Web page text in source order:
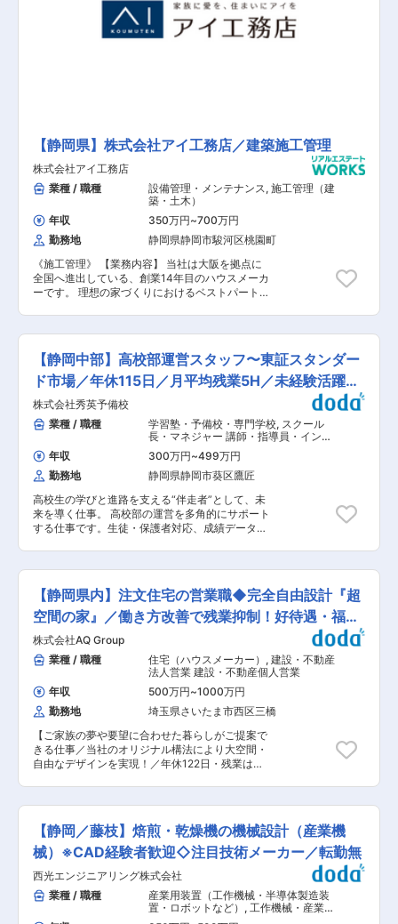
ンセンティブを充実させることで入社後1年の社
員の平均年収は560万円と年収UPを目指すことも
可能です。また、メンター制度ありを導入してお
感謝の気持ちを持ち、寄り添った接客を行って頂
く事を期待しています。
はなく、反響営業が中心です。無理な提案や強要
はなく、一般的な営業のイメージとは異なり、お
客様のご要望に応じてお客様に寄り添った対応や
ン・戸建て・土地など取り扱う不動産は、お客様
によって様々です。 ■入社後の流れ： 入社から6
ヶ月は研修期間です。同行などを通して、先輩が
丁寧に仕事のやり方をお教えしていきます。営業
マニュアルも充実しているので、業界未経験の方
や、経験が浅い方もご安心ください。また、宅建
資格などの取得支援も充実しており取得のための
勉強費用や受験費用は会社がサポートします。 ■
ポジションの魅力： ・創立100年以上の歴史ある
地域密着型の会社なので安心して働けます。 ・自
社物件や仲介など総合不動産業の強みを活かし
て、自社不動産のお客様からの相談案件が多いで
職場：少人数でアットホームな職場、きれいなオ
フィス、平均残業20時間程度 ・インセンティブ
あり、通勤交通費全額支給、資格取得支援・手当
あり、研修制度充実 ・年間休日は120日で、ワー
クライフバランスを大切にしながら、やりがいと
責任を持って働ける職場です。 ・仲介業務だけで
なく自社物件の販売やリフォーム、アセットマネ
ジメントなど総合不動産ディベロッパーとして、
不動産に関する幅広い知識や経験値を得ることが
できます。
【静岡県】株式会社アイ工務店／建築施工管理
株式会社アイ工務店
業種 / 職種
設備管理・メンテナンス, 施工管理（建
築・土木）
年収
350万円~700万円
勤務地
静岡県静岡市駿河区桃園町
《施工管理》 【業務内容】 当社は大阪を拠点に
全国へ進出している、創業14年目のハウスメーカ
ーです。 理想の家づくりにおけるベストパートナ
長性を推移する同社。社員数は1,500名、売り上
げは1,000億円目前。同社と共に成長頂ける人財
を募集いたします。 【具体的には】 契約内容や
設計図面を確認しながら、着工からお引き渡しま
での施工管理全般を担当します。建築現場では、
職方や関連メーカーと連携しお客様の想いがつま
ったマイホームを施工していきます。 「お客様に
よろこばれる家づくり」のため、お客様に応じた
空間提案が強みの同社の住宅はお客様に応じ
様々。しっかりと経験を積んでいただける環境で
す。 現状工期は4ヶ月前後、年間約25～30棟の
工事をお任せ致します。 未経験の方・経験が浅い
方は、まずは先輩社員との同行からスタートいた
だきますので、ご安心ください。 【会社概要】
◆転勤無/成長率No.1ハウスメーカー/高品質の家
づくり/資格祝金最大200万円 ～頑張りが評価・
ーカー～ ■はたらく環境： 2010年に設立され、
事業発展を続けてきた当社。社員1人1人が会社を
つくっていくという気概の元働いています。積極
的なチャレンジも推奨しており、1人1人が意見を
言いやすい社風です。また、「家族の支え、理解
があってこそ、楽しく仕事ができる」という社長
の考えもあり、自分の仕事や、どんな方々と働い
ているのかということを理解してもらう、日ごろ
の支えに感謝する意味も込めて季節に合わせて、
パートナー企業、家族も参加できる社内イベント
を実施しています。春には野球大会、バーベキュ
ー、夏には家族キャンプ、社員旅行と盛り沢山の
イベントで社員全員が楽しんでます。 また、勤務
力。お客様のご都合で休日出勤等が発生した場合
は、必ず振休を取得いただきます。
【静岡中部】高校部運営スタッフ〜東証スタンダー
ド市場／年休115日／月平均残業5H／未経験活躍
中！〜
株式会社秀英予備校
業種 / 職種
学習塾・予備校・専門学校, スクール
長・マネジャー 講師・指導員・インス
トラクター
年収 300万円~499万円
勤務地
静岡県静岡市葵区鷹匠
高校生の学びと進路を支える“伴走者”として、未
来を導く仕事。 高校部の運営を多角的にサポート
する仕事です。生徒・保護者対応、成績データ管
す。きめ細かなサポートと正確なデータ管理で、
生徒の学力向上と志望校合格を裏側から支える、
教育現場に欠かせない存在です。 ■業務内容 ・
進路指導 ・受講指導 ・生徒、保護者との面談 ・
生徒の出欠管理 ・家庭への連絡 ・電話応対 ・生
徒の出迎え、見送り ・説明会の開催 ・校舎内掲
示 ・生徒募集活動の企画立案 ※講師職ではありま
せん ■1日のスケジュール例 13：00 出社・校
舎開校準備 14：00 データ入力・分析 15：45
休憩 16：45 生徒が来校 17：00 教室運営
（1） 18：30 教室運営（2） 21：30 授業後
の生徒対応・片付け 22：00 退勤 ＼＼ライフス
テージが変わっても、働き続けられる環境／／ 平
均勤続年数は12年。社員一人ひとりが自分らし
く、健康的に、そして意欲的に働ける環境を大切
にしています。 多様な価値観・ライフスタイルに
4日勤務で働ける制度です。 〇前2時間短縮勤務
制度 事業時間を2時間繰り下げた6時間勤務が可
能です。 〇6時間正社員制度 正社員のまま所定労
働時間を6時間に短縮して働くことが可能です。
（主に育児・介護をしている社員が対象） その他
の制度：前2時間短縮勤務制度、准社員制度、再
【静岡県内】注文住宅の営業職◆完全自由設計『超
空間の家』／働き方改善で残業抑制！好待遇・福利
厚生◎
株式会社AQ Group
業種 / 職種
住宅（ハウスメーカー） , 建設・不動産
法人営業 建設・不動産個人営業
年収
500万円~1000万円
勤務地
埼玉県さいたま市西区三橋
【ご家族の夢や要望に合わせた暮らしがご提案で
きる仕事／当社のオリジナル構法により大空間・
自由なデザインを実現！／年休122日・残業は始
馴染み、アキュラホーム】 ■業務内容： 当社
「アキュラホーム」の家づくりに興味をお持ちの
方へ、理想の暮らしを叶えるお手伝いを行いま
す。 基本的には反響営業となり、主に住宅展示場
に来られた方やHPから資料請求された方への接
客・ご提案をお任せします。 ※新規獲得のための
街中での声掛け等は行いません。 ▽AQダイナミ
ック構法について 研究と実験を積み重ねて開発し
た独自構法により、強靭な耐震性を実現し、木造
【静岡／藤枝】焙煎・乾燥機の機械設計（産業機
械）※CAD経験者歓迎◇注目技術メーカー／転勤無
西光エンジニアリング株式会社
業種 / 職種
産業用装置（工作機械・半導体製造装
置・ロボットなど） , 工作機械・産業機
械・ロボット その他機械設計